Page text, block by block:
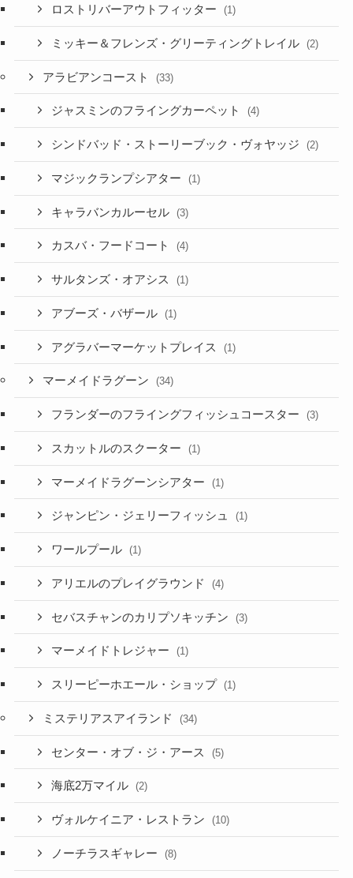
ロストリバーアウトフィッター (1)
ミッキー＆フレンズ・グリーティングトレイル (2)
アラビアンコースト (33)
ジャスミンのフライングカーペット (4)
シンドバッド・ストーリーブック・ヴォヤッジ (2)
マジックランプシアター (1)
キャラバンカルーセル (3)
カスバ・フードコート (4)
サルタンズ・オアシス (1)
アブーズ・バザール (1)
アグラバーマーケットプレイス (1)
マーメイドラグーン (34)
フランダーのフライングフィッシュコースター (3)
スカットルのスクーター (1)
マーメイドラグーンシアター (1)
ジャンピン・ジェリーフィッシュ (1)
ワールプール (1)
アリエルのプレイグラウンド (4)
セバスチャンのカリプソキッチン (3)
マーメイドトレジャー (1)
スリーピーホエール・ショップ (1)
ミステリアスアイランド (34)
センター・オブ・ジ・アース (5)
海底2万マイル (2)
ヴォルケイニア・レストラン (10)
ノーチラスギャレー (8)